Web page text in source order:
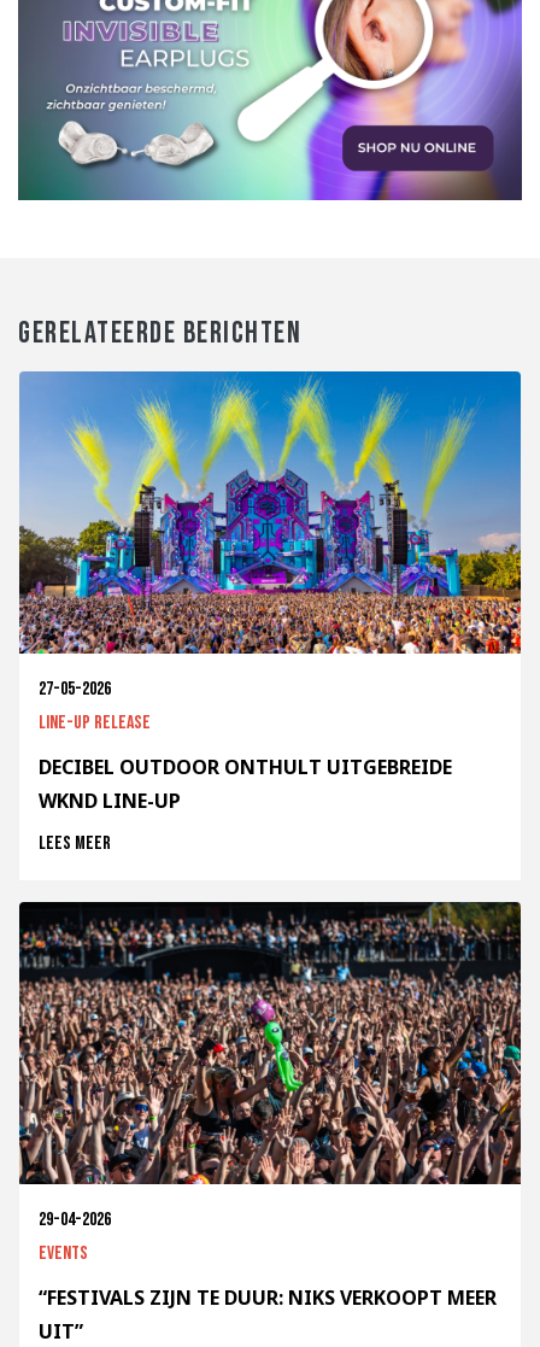
GERELATEERDE BERICHTEN
27-05-2026
Line-up release
DECIBEL OUTDOOR ONTHULT UITGEBREIDE
WKND LINE-UP
Lees meer
29-04-2026
Events
“FESTIVALS ZIJN TE DUUR: NIKS VERKOOPT MEER
UIT”